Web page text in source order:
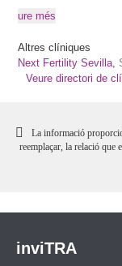
Veure més
Altres clíniques
Next Fertility Sevilla,
Veure directori de
La informació
reemplaçar, la relació que
inviTRA